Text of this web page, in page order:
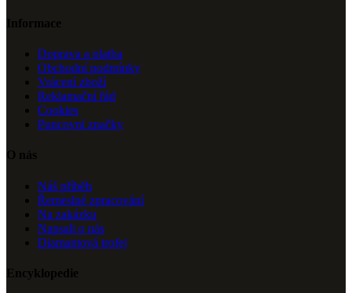
Informace
Doprava a platba
Obchodní podmínky
Vrácení zboží
Reklamační řád
Cookies
Puncovní značky
O nás
Náš příběh
Řemeslné zpracování
Na zakázku
Napsali o nás
Diamantová trofej
Encyklopedie